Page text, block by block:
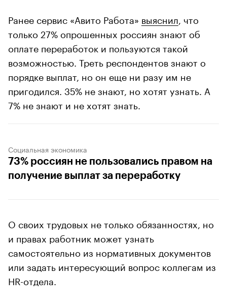
Ранее сервис «Авито Работа» выяснил , что
только 27% опрошенных россиян знают об
оплате переработок и пользуются такой
возможностью. Треть респондентов знают о
порядке выплат, но он еще ни разу им не
пригодился. 35% не знают, но хотят узнать. А
7% не знают и не хотят знать.
Социальная экономика
73% россиян не пользовались правом на
получение выплат за переработку
О своих трудовых не только обязанностях, но
и правах работник может узнать
самостоятельно из нормативных документов
или задать интересующий вопрос коллегам из
HR-отдела.